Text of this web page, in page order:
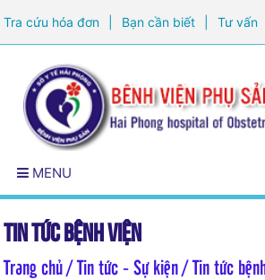
Tra cứu hóa đơn Bạn cần biết Tư vấn
Đăng ký khám sức khỏe
MENU
Tin tức bệnh viện
Trang chủ/ Tin tức - Sự kiện / Tin tức